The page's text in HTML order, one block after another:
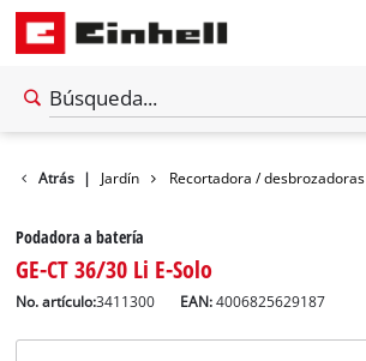
Atrás | Jardín Recortadora / desbrozadoras
Podadora a batería
GE-CT 36/30 Li E-Solo
No. artículo:3411300 EAN:4006825629187